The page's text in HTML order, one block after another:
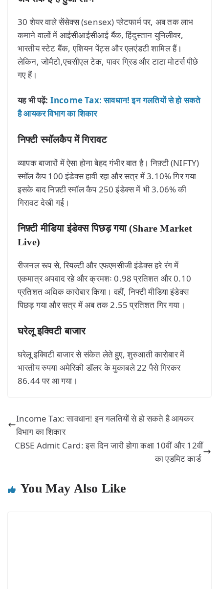
30 शेयर वाले सेंसेक्स (sensex) प्लेटफार्म पर, अब तक लाभ
कमाने वालों में आईसीआईसीआई बैंक, हिंदुस्तान युनिलीवर,
भारतीय स्टेट बैंक, एशियन पेंट्स और एलएंडटी शामिल हैं।
लेकिन, जोमैटो,एचसीएल टेक, पावर ग्रिड और टाटा मोटर्स पीछे
गए हैं।
यह भी पढ़ें: Income Tax: सावधान! इन गलतियों से हो सकते
है आयकर विभाग का शिकार
निफ्टी स्मॉलकैप में गिरावट
व्यापक बाजारों में ऐसा होना बेहद गंभीर बात है। निफ़्टी (NIFTY)
स्मॉल कैप 100 इंडेक्स हावी रहा और सत्र में 3.10% गिर गया
इसके बाद निफ़्टी स्मॉल कैप 250 इंडेक्स में भी 3.06% की
गिरावट देखी गई।
निफ़्टी मीडिया इंडेक्स पिछड़ गया(Share Market
Live)
रीजनल रूप से, रियल्टी और एफएमसीजी इंडेक्स हरे रंग में
एकमात्र अपवाद रहे और क्रमशः 0.98 प्रतिशत और 0.10
प्रतिशत अधिक कारोबार किया। वहीं, निफ्टी मीडिया इंडेक्स
पिछड़ गया और सत्र में अब तक 2.55 प्रतिशत गिर गया।
घरेलू इक्विटी बाजार
घरेलू इक्विटी बाजार से संकेत लेते हुए, शुरुआती कारोबार में
भारतीय रुपया अमेरिकी डॉलर के मुकाबले 22 पैसे गिरकर
86.44 पर आ गया।
Income Tax: सावधान! इन गलतियों से हो सकते है आयकर
विभाग का शिकार
CBSE Admit Card: इस दिन जारी होगा कक्षा 10वीं और 12वीं
का एडमिट कार्ड
You May Also Like